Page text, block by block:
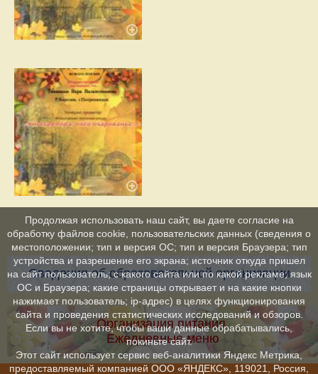
Сведения об образовательной организации
Организация питания.
Ежедневные меню
Продолжая использовать наш сайт, вы даете согласие на
обработку файлов cookie, пользовательских данных (сведения о
местоположении; тип и версия ОС; тип и версия Браузера; тип
устройства и разрешение его экрана; источник откуда пришел
на сайт пользователь; с какого сайта или по какой рекламе; язык
ОС и Браузера; какие страницы открывает и на какие кнопки
нажимает пользователь; ip-адрес) в целях функционирования
сайта и проведения статистических исследований и обзоров.
Если вы не хотите, чтобы ваши данные обрабатывались,
покиньте сайт.
Этот сайт использует сервис веб-аналитики Яндекс Метрика,
предоставляемый компанией ООО «ЯНДЕКС», 119021, Россия,